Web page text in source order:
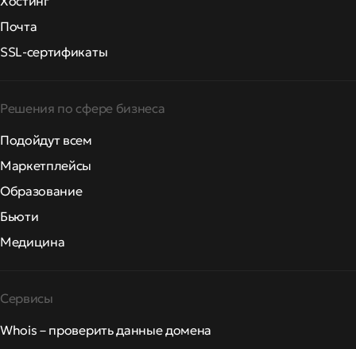
Почта
SSL-сертификаты
Решения по сфере бизнеса
Подойдут всем
Маркетплейсы
Образование
Бьюти
Медицина
Сервисы
Whois – проверить данные домена